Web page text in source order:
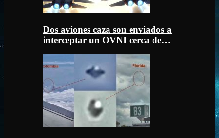
Dos aviones caza son enviados a
interceptar un OVNI cerca de…